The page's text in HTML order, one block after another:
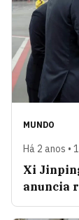
MUNDO
Há 2 anos •
Xi
anuncia